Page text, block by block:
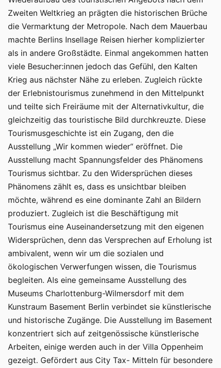
Zweiten Weltkrieg an prägten die historischen Brüche
die Vermarktung der Metropole. Nach dem Mauerbau
machte Berlins Insellage Reisen hierher komplizierter
als in andere Großstädte. Einmal angekommen hatten
viele Besucher:innen jedoch das Gefühl, den Kalten
Krieg aus nächster Nähe zu erleben. Zugleich rückte
der Erlebnistourismus zunehmend in den Mittelpunkt
und teilte sich Freiräume mit der Alternativkultur, die
gleichzeitig das touristische Bild durchkreuzte. Diese
Tourismusgeschichte ist ein Zugang, den die
Ausstellung „Wir kommen wieder“ eröffnet. Die
Ausstellung macht Spannungsfelder des Phänomens
Tourismus sichtbar. Zu den Widersprüchen dieses
Phänomens zählt es, dass es unsichtbar bleiben
möchte, während es eine dominante Zahl an Bildern
produziert. Zugleich ist die Beschäftigung mit
Tourismus eine Auseinandersetzung mit den eigenen
Widersprüchen, denn das Versprechen auf Erholung ist
ambivalent, wenn wir um die sozialen und
ökologischen Verwerfungen wissen, die Tourismus
begleiten. Als eine gemeinsame Ausstellung des
Museums Charlottenburg-Wilmersdorf mit dem
Kunstraum Basement Berlin verbindet sie künstlerische
und historische Zugänge. Die Ausstellung im Basement
konzentriert sich auf zeitgenössische künstlerische
Arbeiten, einige werden auch in der Villa Oppenheim
gezeigt. Gefördert aus City Tax- Mitteln für besondere